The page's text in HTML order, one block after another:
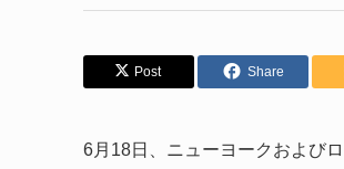
Post Share
6月18日、ニューヨークおよび